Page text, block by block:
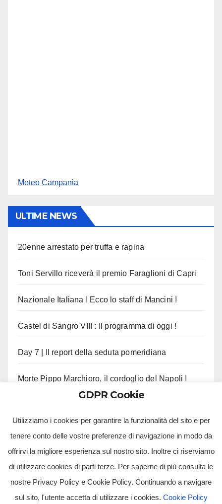
Meteo Campania
ULTIME NEWS
20enne arrestato per truffa e rapina
Toni Servillo riceverà il premio Faraglioni di Capri
Nazionale Italiana ! Ecco lo staff di Mancini !
Castel di Sangro VIII : Il programma di oggi !
Day 7 | Il report della seduta pomeridiana
Morte Pippo Marchioro, il cordoglio del Napoli !
GDPR Cookie
Utilizziamo i cookies per garantire la funzionalità del sito e per
tenere conto delle vostre preferenze di navigazione in modo da
offrirvi la migliore esperienza sul nostro sito. Inoltre ci riserviamo
di utilizzare cookies di parti terze. Per saperne di più consulta le
nostre Privacy Policy e Cookie Policy. Continuando a navigare
sul sito, l'utente accetta di utilizzare i cookies. Cookie Policy